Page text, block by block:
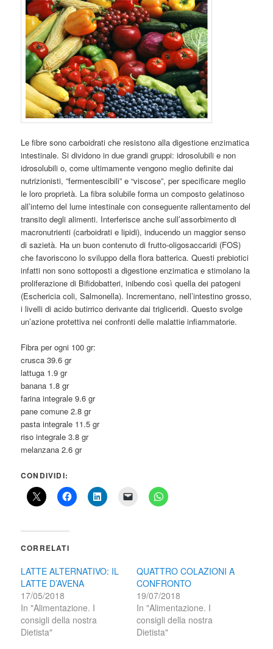
Le fibre sono carboidrati che resistono alla digestione enzimatica
intestinale. Si dividono in due grandi gruppi: idrosolubili e non
idrosolubili o, come ultimamente vengono meglio definite dai
nutrizionisti, ”fermentescibili” e “viscose”, per specificare meglio
le loro proprietà. La fibra solubile forma un composto gelatinoso
all’interno del lume intestinale con conseguente rallentamento del
transito degli alimenti. Interferisce anche sull’assorbimento di
macronutrienti (carboidrati e lipidi), inducendo un maggior senso
di sazietà. Ha un buon contenuto di frutto-oligosaccaridi (FOS)
che favoriscono lo sviluppo della flora batterica. Questi prebiotici
infatti non sono sottoposti a digestione enzimatica e stimolano la
proliferazione di Bifidobatteri, inibendo così quella dei patogeni
(Eschericia coli, Salmonella). Incrementano, nell’intestino grosso,
i livelli di acido butirrico derivante dai trigliceridi. Questo svolge
un’azione protettiva nei confronti delle malattie infiammatorie.
Fibra per ogni 100 gr:
crusca 39.6 gr
lattuga 1.9 gr
banana 1.8 gr
farina integrale 9.6 gr
pane comune 2.8 gr
pasta integrale 11.5 gr
riso integrale 3.8 gr
melanzana 2.6 gr
CONDIVIDI:
CORRELATI
LATTE ALTERNATIVO: IL
LATTE D’AVENA
17/05/2018
In "Alimentazione. I
consigli della nostra
Dietista"
QUATTRO COLAZIONI A
CONFRONTO
19/07/2018
In "Alimentazione. I
consigli della nostra
Dietista"